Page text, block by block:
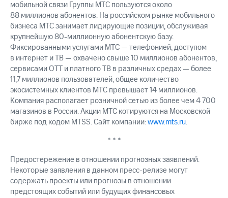
мобильной связи Группы МТС пользуются около
88 миллионов абонентов. На российском рынке мобильного
бизнеса МТС занимает лидирующие позиции, обслуживая
крупнейшую 80-миллионную абонентскую базу.
Фиксированными услугами МТС — телефонией, доступом
в интернет и ТВ — охвачено свыше 10 миллионов абонентов,
сервисами OTT и платного ТВ в различных средах — более
11,7 миллионов пользователей, общее количество
экосистемных клиентов МТС превышает 14 миллионов.
Компания располагает розничной сетью из более чем 4 700
магазинов в России. Акции МТС котируются на Московской
бирже под кодом MTSS. Сайт компании:www.mts.ru.
* * *
Предостережение в отношении прогнозных заявлений.
Некоторые заявления в данном пресс-релизе могут
содержать проекты или прогнозы в отношении
предстоящих событий или будущих финансовых